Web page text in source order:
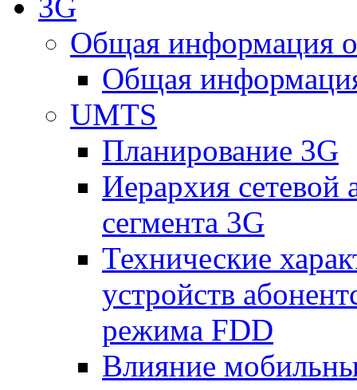
Общая информация
Общая
UMTS
Планирование 3G
Иерархия сетевой
сегмента 3G
Технические
устройств
режима FDD
Влияние